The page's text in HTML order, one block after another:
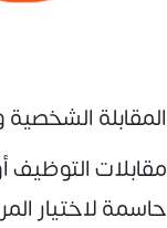
المقابلة الشخصية
مقابلات
حاسمة لاختيار